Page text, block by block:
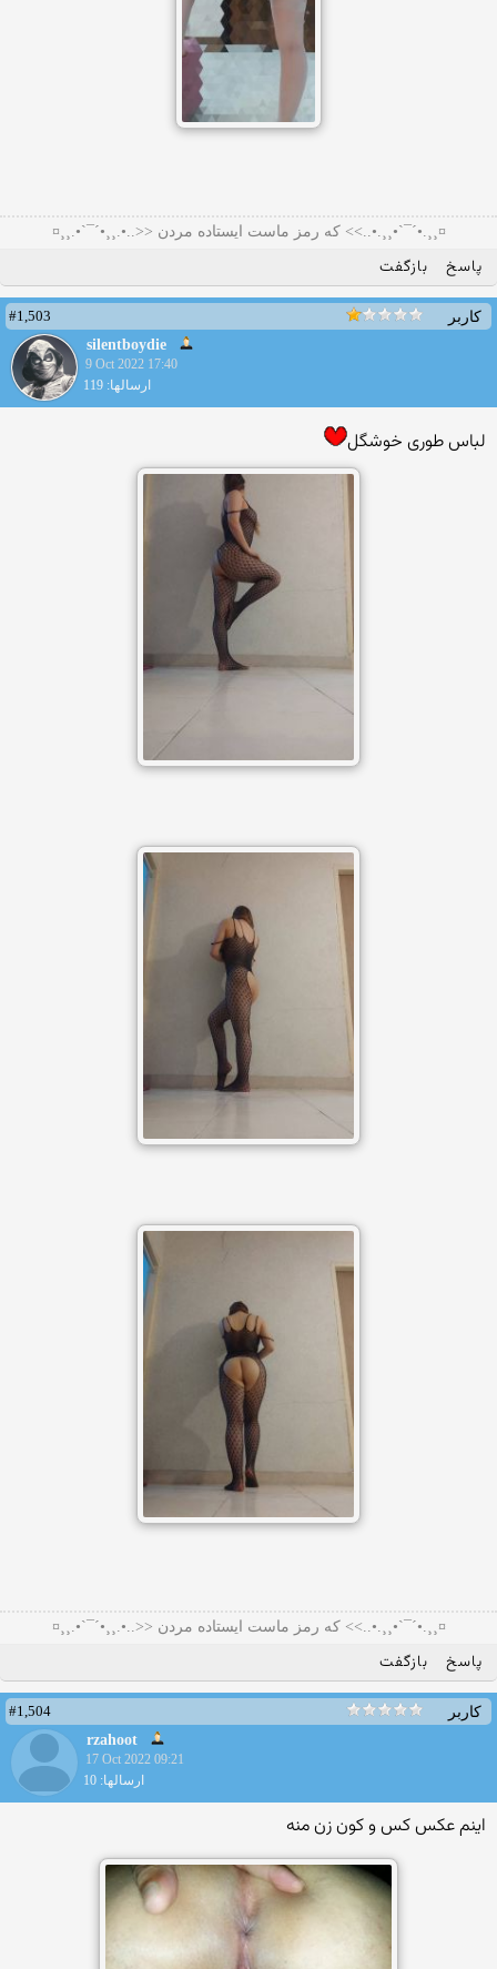
¤¸¸.•´¯`•¸¸.•..>> که رمز ماست ایستاده مردن <<..•.¸¸•´¯`•.¸¸¤
پاسخ بازگفت
کاربر
#1,503
silentboydie
9 Oct 2022 17:40
ارسالها: 119
لباس طوری خوشگل
¤¸¸.•´¯`•¸¸.•..>> که رمز ماست ایستاده مردن <<..•.¸¸•´¯`•.¸¸¤
پاسخ بازگفت
کاربر
#1,504
rzahoot
17 Oct 2022 09:21
ارسالها: 10
اینم عکس کس و‌ کون زن منه